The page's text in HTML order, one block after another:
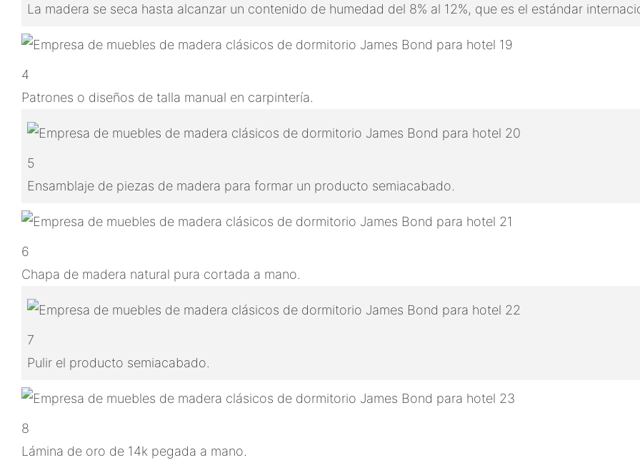
La madera se seca hasta alcanzar un contenido de humedad del 8% al 12%, que es el estándar
4
Patrones o diseños de talla manual en carpintería.
5
Ensamblaje de piezas de madera para formar un producto semiacabado.
6
Chapa de madera natural pura cortada a mano.
7
Pulir el producto semiacabado.
8
Lámina de oro de 14k pegada a mano.